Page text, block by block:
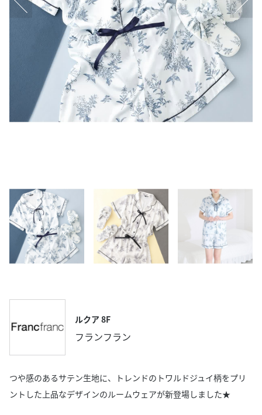
ルクア 8F
フランフラン
つや感のあるサテン生地に、トレンドのトワルドジュイ柄をプリ
ントした上品なデザインのルームウェアが新登場しました★